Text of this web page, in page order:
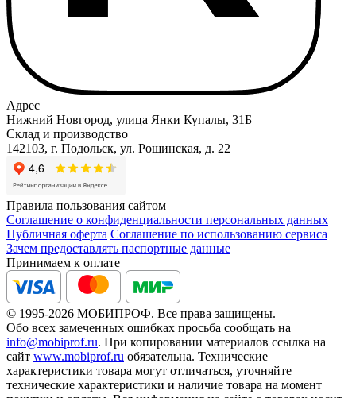
Адрес
Нижний Новгород, улица Янки Купалы, 31Б
Склад и производство
142103, г. Подольск, ул. Рощинская, д. 22
Правила пользования сайтом
Соглашение о конфиденциальности персональных данных
Публичная оферта Соглашение по использованию сервиса
Зачем предоставлять паспортные данные
Принимаем к оплате
© 1995-2026 МОБИПРОФ. Все права защищены.
Обо всех замеченных ошибках просьба сообщать на
info@mobiprof.ru. При копировании материалов ссылка на
сайт www.mobiprof.ru обязательна. Технические
характеристики товара могут отличаться, уточняйте
технические характеристики и наличие товара на момент